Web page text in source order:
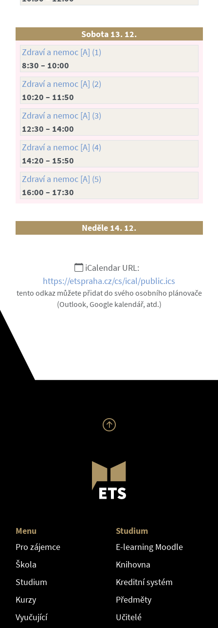
Sobota 13. 12.
Zdraví a nemoc [A] (1)
8:30 – 10:00
Zdraví a nemoc [A] (2)
10:20 – 11:50
Zdraví a nemoc [A] (3)
12:30 – 14:00
Zdraví a nemoc [A] (4)
14:20 – 15:50
Zdraví a nemoc [A] (5)
16:00 – 17:30
Neděle 14. 12.
iCalendar URL:
https://etspraha.cz/cs/ical/public.ics
tento odkaz můžete přidat do svého osobního plánovače
(Outlook, Google kalendář, atd.)
Menu
Pro zájemce
Škola
Studium
Kurzy
Vyučující
Studium
E-learning Moodle
Knihovna
Kreditní systém
Předměty
Učitelé